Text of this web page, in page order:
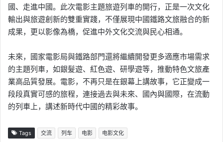
國、走進中國。此次電影主題旅遊列車的開行，正是一次文化
輸出與旅遊創新的雙重實踐，不僅展現中國鐵路文旅融合的新
成果，更以影像為橋，促進中外文化交流與民心相通。
未來，國家電影局與鐵路部門還將繼續開發更多適應市場需求
的主題列車，如銀髮遊、紅色遊、研學遊等，推動特色文旅產
業高品質發展。電影，不再只是在銀幕上講故事，它正變成一
段段真實可感的旅程，連接過去與未來、國內與國際，在流動
的列車上，講述新時代中國的精彩故事。
Tags 交流 列车 电影 电影文化